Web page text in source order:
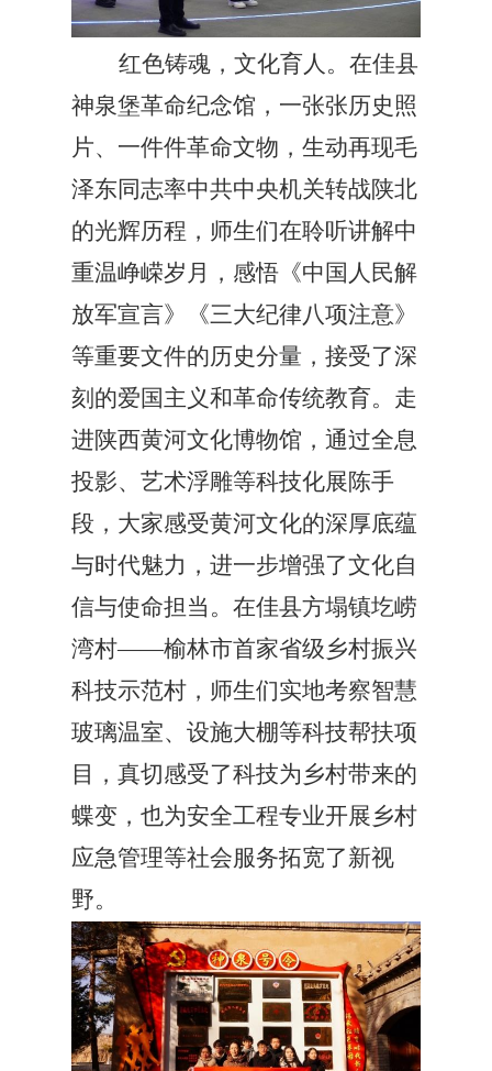
红色铸魂，文化育人。在佳县
神泉堡革命纪念馆，一张张历史照
片、一件件革命文物，生动再现毛
泽东同志率中共中央机关转战陕北
的光辉历程，师生们在聆听讲解中
重温峥嵘岁月，感悟《中国人民解
放军宣言》《三大纪律八项注意》
等重要文件的历史分量，接受了深
刻的爱国主义和革命传统教育。走
进陕西黄河文化博物馆，通过全息
投影、艺术浮雕等科技化展陈手
段，大家感受黄河文化的深厚底蕴
与时代魅力，进一步增强了文化自
信与使命担当。在佳县方塌镇圪崂
湾村——榆林市首家省级乡村振兴
科技示范村，师生们实地考察智慧
玻璃温室、设施大棚等科技帮扶项
目，真切感受了科技为乡村带来的
蝶变，也为安全工程专业开展乡村
应急管理等社会服务拓宽了新视
野。